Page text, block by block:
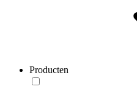
Producten